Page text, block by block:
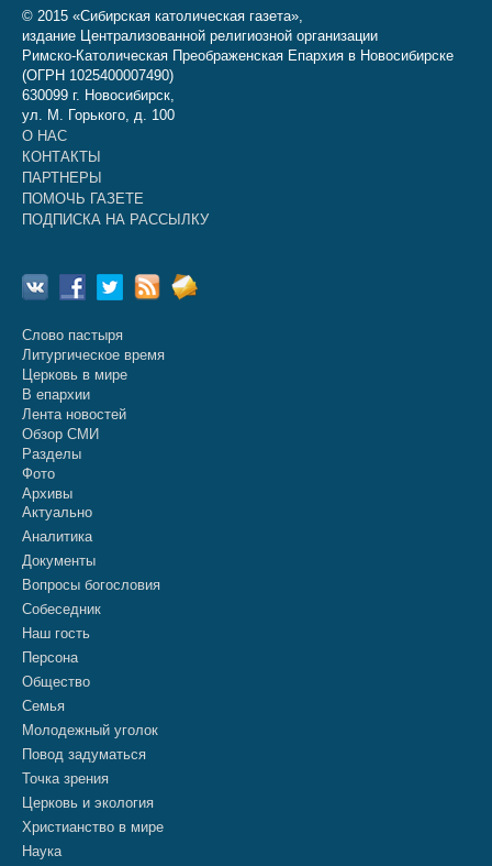
© 2015 «Сибирская католическая газета»,
издание Централизованной религиозной организации
Римско-Католическая Преображенская Епархия в Новосибирске
(ОГРН 1025400007490)
630099 г. Новосибирск,
ул. М. Горького, д. 100
О НАС
КОНТАКТЫ
ПАРТНЕРЫ
ПОМОЧЬ ГАЗЕТЕ
ПОДПИСКА НА РАССЫЛКУ
Слово пастыря
Литургическое время
Церковь в мире
В епархии
Лента новостей
Обзор СМИ
Разделы
Фото
Архивы
Актуально
Аналитика
Документы
Вопросы богословия
Собеседник
Наш гость
Персона
Общество
Семья
Молодежный уголок
Повод задуматься
Точка зрения
Церковь и экология
Христианство в мире
Наука